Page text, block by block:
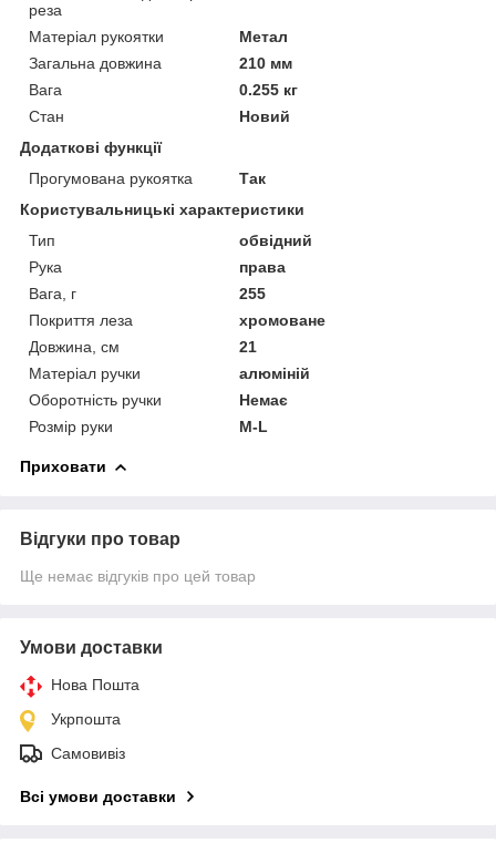
реза
Матеріал рукоятки
Метал
Загальна довжина
210 мм
Вага
0.255 кг
Стан
Новий
Додаткові функції
Прогумована рукоятка
Так
Користувальницькі характеристики
Тип
обвідний
Рука
права
Вага, г
255
Покриття леза
хромоване
Довжина, см
21
Матеріал ручки
алюміній
Оборотність ручки
Немає
Розмір руки
M-L
Приховати
Відгуки про товар
Ще немає відгуків про цей товар
Умови доставки
Нова Пошта
Укрпошта
Самовивіз
Всі умови доставки